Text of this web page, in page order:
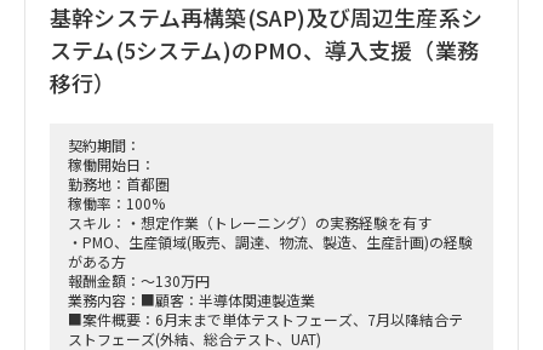
基幹システム再構築(SAP)及び周辺生産系シ
ステム(5システム)のPMO、導入支援（業務
移行）
契約期間：
稼働開始日：
勤務地：首都圏
稼働率：100%
スキル：・想定作業（トレーニング）の実務経験を有す
・PMO、生産領域(販売、調達、物流、製造、生産計画)の経験
がある方
報酬金額：～130万円
業務内容：■顧客：半導体関連製造業
■案件概要：6月末まで単体テストフェーズ、7月以降結合テ
ストフェーズ(外結、総合テスト、UAT)